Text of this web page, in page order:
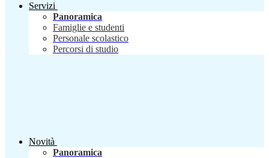
Servizi
Panoramica
Famiglie e studenti
Personale scolastico
Percorsi di studio
Novità
Panoramica